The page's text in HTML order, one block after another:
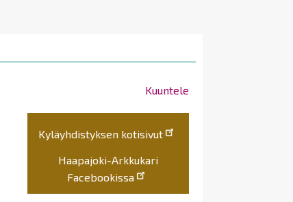
Kuuntele
Kyläyhdistyksen kotisivut
Haapajoki-Arkkukari
Facebookissa